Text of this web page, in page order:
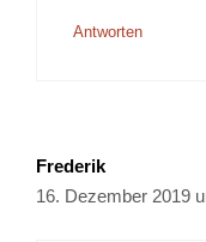
Antworten
Frederik
16. Dezember 2019